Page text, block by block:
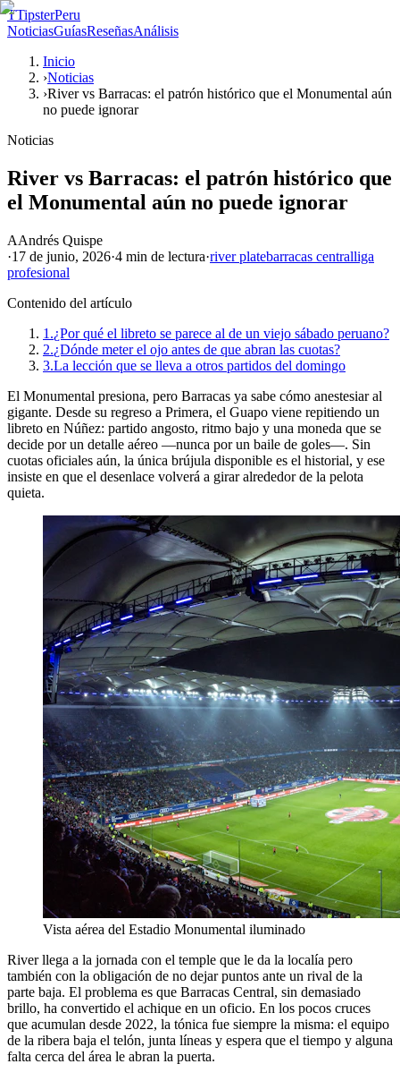
TTipsterPeru
NoticiasGuíasReseñasAnálisis
Inicio
›Noticias
›River vs Barracas: el patrón histórico que el Monumental aún
no puede ignorar
Noticias
River vs Barracas: el patrón histórico que
el Monumental aún no puede ignorar
AAndrés Quispe
·17 de junio, 2026·4 min de lectura·river platebarracas centralliga
profesional
Contenido del artículo
1.¿Por qué el libreto se parece al de un viejo sábado peruano?
2.¿Dónde meter el ojo antes de que abran las cuotas?
3.La lección que se lleva a otros partidos del domingo
El Monumental presiona, pero Barracas ya sabe cómo anestesiar al
gigante. Desde su regreso a Primera, el Guapo viene repitiendo un
libreto en Núñez: partido angosto, ritmo bajo y una moneda que se
decide por un detalle aéreo —nunca por un baile de goles—. Sin
cuotas oficiales aún, la única brújula disponible es el historial, y ese
insiste en que el desenlace volverá a girar alrededor de la pelota
quieta.
Vista aérea del Estadio Monumental iluminado
River llega a la jornada con el temple que le da la localía pero
también con la obligación de no dejar puntos ante un rival de la
parte baja. El problema es que Barracas Central, sin demasiado
brillo, ha convertido el achique en un oficio. En los pocos cruces
que acumulan desde 2022, la tónica fue siempre la misma: el equipo
de la ribera baja el telón, junta líneas y espera que el tiempo y alguna
falta cerca del área le abran la puerta.